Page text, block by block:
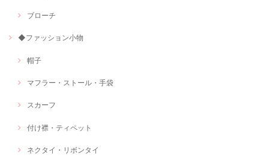
ブローチ
◆ファッション小物
帽子
マフラー・ストール・手袋
スカーフ
付け襟・ティペット
ネクタイ・リボンタイ